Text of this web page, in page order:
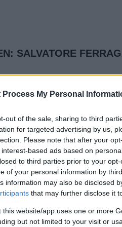
Process My Personal
out of the sale, sharing to third
for targeted advertising by us,
Please note that after your
based ads based on
to third parties prior to your
of your personal information by
information may also be disclosed
that may further disclose it
this website/app uses one or more
but not limited to your visit or
SALVATORE
mindenkit meglepett a jövő nyári
mely…